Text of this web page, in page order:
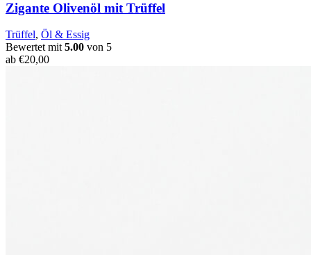
Zigante Olivenöl mit Trüffel
Trüffel, Öl & Essig
Bewertet mit 5.00 von 5
ab €20,00